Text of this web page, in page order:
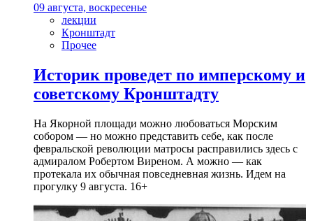
09 августа, воскресенье
лекции
Кронштадт
Прочее
Историк проведет по имперскому и
советскому Кронштадту
На Якорной площади можно любоваться Морским
собором — но можно представить себе, как после
февральской революции матросы расправились здесь с
адмиралом Робертом Виреном. А можно — как
протекала их обычная повседневная жизнь. Идем на
прогулку 9 августа. 16+